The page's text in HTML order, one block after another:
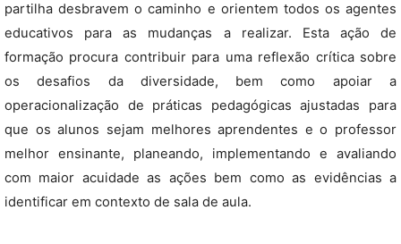
partilha desbravem o caminho e orientem todos os agentes
educativos para as mudanças a realizar. Esta ação de
formação procura contribuir para uma reflexão crítica sobre
os desafios da diversidade, bem como apoiar a
operacionalização de práticas pedagógicas ajustadas para
que os alunos sejam melhores aprendentes e o professor
melhor ensinante, planeando, implementando e avaliando
com maior acuidade as ações bem como as evidências a
identificar em contexto de sala de aula.